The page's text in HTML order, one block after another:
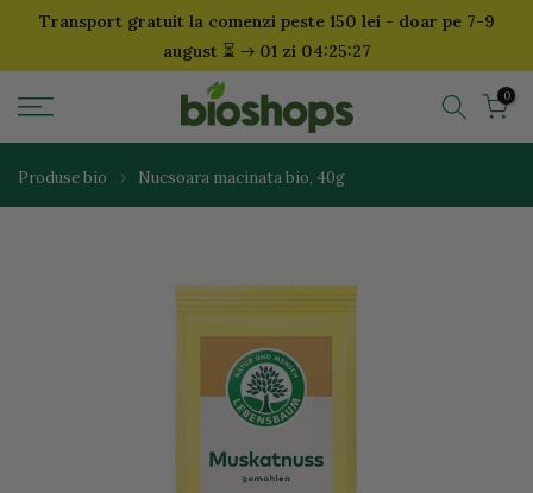
SariTransport gratuit la comenzi peste 150 lei - doar pe 7-9
august ⏳ 01 zi 04:25:27
0
Produse bio Nucsoara macinata bio, 40g